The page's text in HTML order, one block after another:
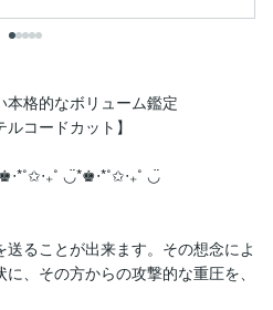
的なボリューム鑑定
ドカット】
◡̈︎*♚︎‧*˚✩︎‧₊˚ ◡̈︎
ることが出来ます。その想念によ
、その方からの攻撃的な重圧を、